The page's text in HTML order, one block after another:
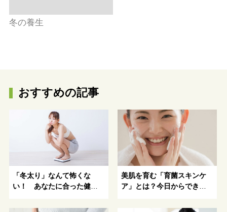
冬の養生
おすすめの記事
「冬太り」なんて怖くな
い！ あなたに合った健康
かる！
美肌を育む「育菌スキンケ
ア」とは？今日からできる